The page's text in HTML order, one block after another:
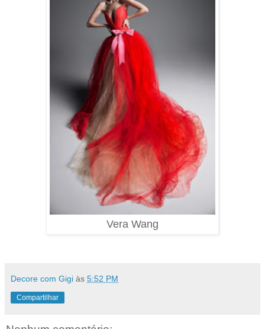
Vera Wang
Decore com Gigi às 5:52 PM
Compartilhar